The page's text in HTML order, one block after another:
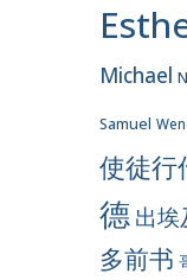
Michael
Samuel
使徒行
德 出埃
多前书